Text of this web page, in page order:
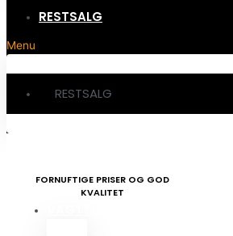
RESTSALG
Menu
RESTSALG
FORNUFTIGE PRISER OG GOD
KVALITET